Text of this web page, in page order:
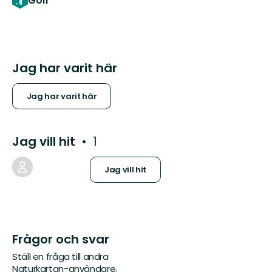
Jag har varit här
Jag har varit här
Jag vill hit 1
Jag vill hit
Frågor och svar
Ställ en fråga till andra
Naturkartan-användare.